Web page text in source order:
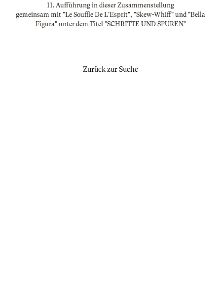
11. Aufführung in dieser Zusammenstellung
gemeinsam mit "Le Souffle De L'Esprit", "Skew-Whiff" und "Bella
Figura" unter dem Titel "SCHRITTE UND SPUREN"
Zurück zur Suche